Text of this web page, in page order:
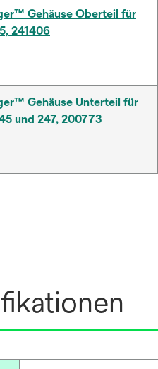
Gehäuse Oberteil für
241406
Gehäuse Unterteil für
und 247, 200773